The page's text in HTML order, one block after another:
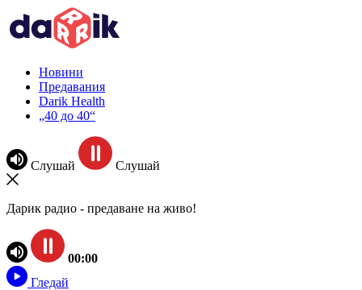
Новини
Предавания
Darik Health
„40 до 40“
Слушай Слушай
Дарик радио - предаване на живо!
00:00
Гледай